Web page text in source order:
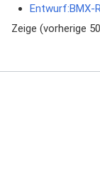
Entwurf:BMX-
Zeige (vorherige 50